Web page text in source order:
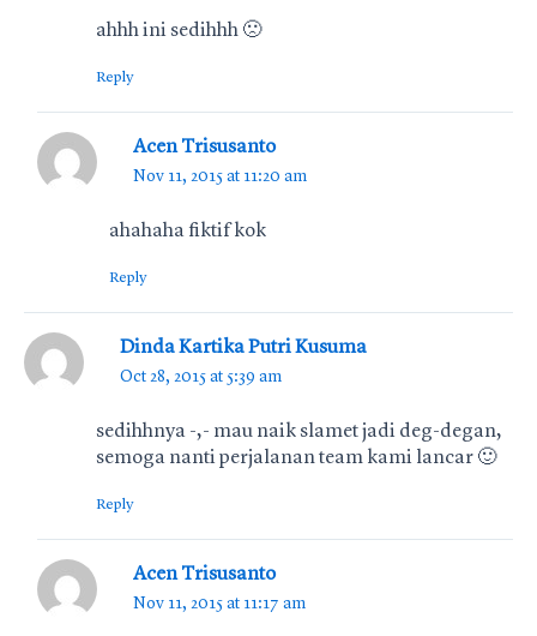
ahhh ini sedihhh 🙁
Reply
Acen Trisusanto
Nov 11, 2015 at 11:20 am
ahahaha fiktif kok
Reply
Dinda Kartika Putri Kusuma
Oct 28, 2015 at 5:39 am
sedihhnya -,- mau naik slamet jadi deg-degan,
semoga nanti perjalanan team kami lancar 🙂
Reply
Acen Trisusanto
Nov 11, 2015 at 11:17 am